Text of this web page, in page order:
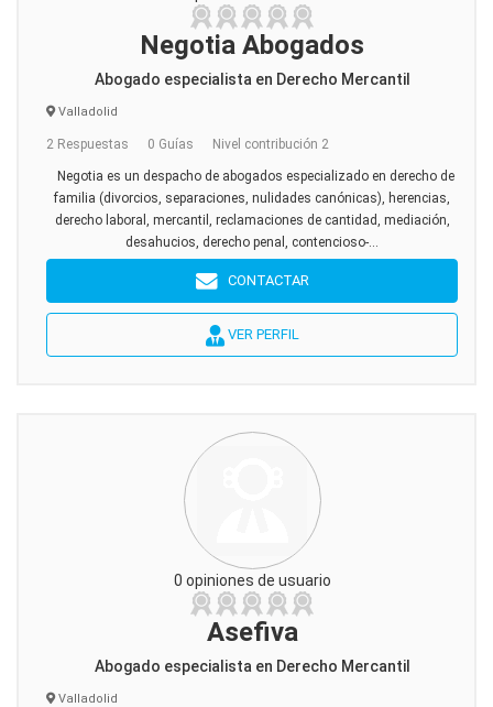
Negotia Abogados
Abogado especialista en Derecho Mercantil
Valladolid
2 Respuestas 0 Guías Nivel contribución 2
Negotia es un despacho de abogados especializado en derecho de
familia (divorcios, separaciones, nulidades canónicas), herencias,
derecho laboral, mercantil, reclamaciones de cantidad, mediación,
desahucios, derecho penal, contencioso-...
CONTACTAR
VER PERFIL
0 opiniones de usuario
Asefiva
Abogado especialista en Derecho Mercantil
Valladolid